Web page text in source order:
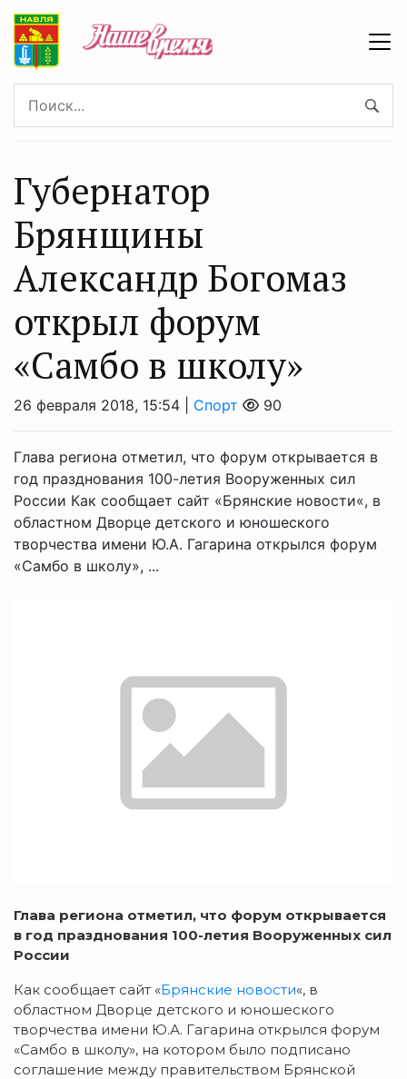
Губернатор
Брянщины
Александр Богомаз
открыл форум
«Самбо в школу»
26 февраля 2018, 15:54 | Спорт 90
Глава региона отметил, что форум открывается в
год празднования 100-летия Вооруженных сил
России Как сообщает сайт «Брянские новости«, в
областном Дворце детского и юношеского
творчества имени Ю.А. Гагарина открылся форум
«Самбо в школу», ...
Глава региона отметил, что форум открывается
в год празднования 100-летия Вооруженных сил
России
Как сообщает сайт «Брянские новости«, в
областном Дворце детского и юношеского
творчества имени Ю.А. Гагарина открылся форум
«Самбо в школу», на котором было подписано
соглашение между правительством Брянской